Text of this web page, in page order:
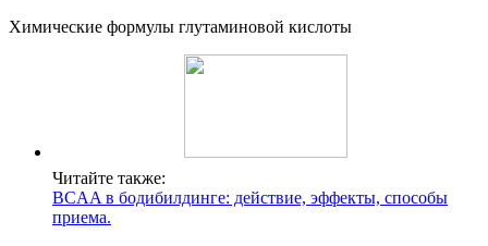
Химические формулы глутаминовой кислоты
Читайте также:
BCAA в бодибилдинге: действие, эффекты, способы
приема.